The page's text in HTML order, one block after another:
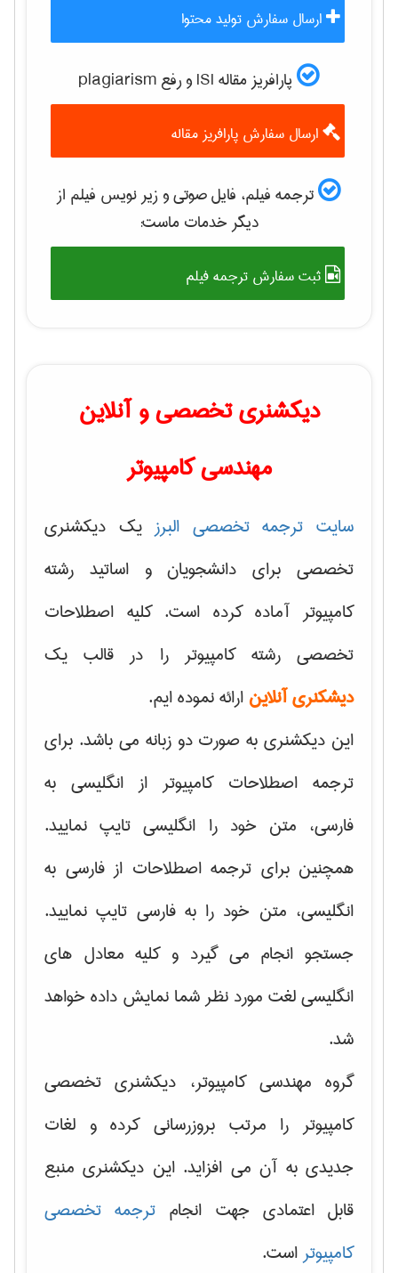
ارسال سفارش تولید محتوا
پارافریز مقاله ISI و رفع plagiarism
ارسال سفارش پارافریز مقاله
ترجمه فیلم، فایل صوتی و زیر نویس فیلم از
دیگر خدمات ماست:
ثبت سفارش ترجمه فیلم
دیکشنری تخصصی و آنلاین
مهندسی کامپیوتر
سایت ترجمه تخصصی البرزیک دیکشنری
تخصصی برای دانشجویان و اساتید رشته
کامپیوتر آماده کرده است. کلیه اصطلاحات
تخصصی رشته کامپیوتر را در قالب یک
دیشکنری آنلاین ارائه نموده ایم.
این دیکشنری به صورت دو زبانه می باشد. برای
ترجمه اصطلاحات کامپیوتر از انگلیسی به
فارسی، متن خود را انگلیسی تایپ نمایید.
همچنین برای ترجمه اصطلاحات از فارسی به
انگلیسی، متن خود را به فارسی تایپ نمایید.
جستجو انجام می گیرد و کلیه معادل های
انگلیسی لغت مورد نظر شما نمایش داده خواهد
شد.
گروه مهندسی کامپیوتر، دیکشنری تخصصی
کامپیوتر را مرتب بروزرسانی کرده و لغات
جدیدی به آن می افزاید. این دیکشنری منبع
قابل اعتمادی جهت انجام ترجمه تخصصی
کامپیوتراست.